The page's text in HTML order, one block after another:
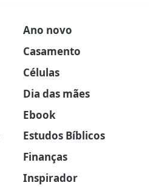
Ano novo
Casamento
Células
Dia das mães
Ebook
Estudos Bíblicos
Finanças
Inspirador